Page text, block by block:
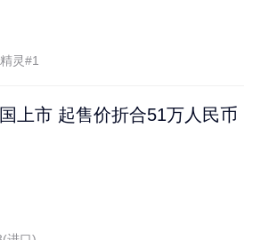
灵#1
上市 起售价折合51万人民币